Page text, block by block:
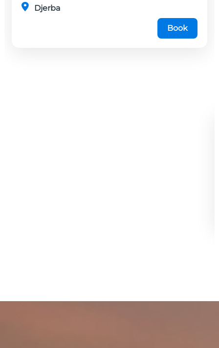
Djerba
Book